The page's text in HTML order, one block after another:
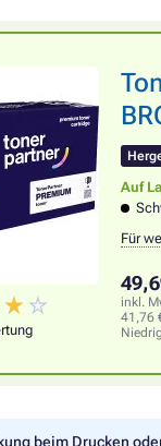
Auf
Für
inkl.
41,76
beim Drucken